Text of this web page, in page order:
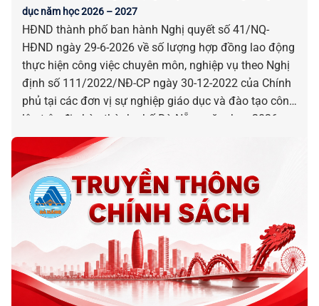
dục năm học 2026 – 2027
HĐND thành phố ban hành Nghị quyết số 41/NQ-
HĐND ngày 29-6-2026 về số lượng hợp đồng lao động
thực hiện công việc chuyên môn, nghiệp vụ theo Nghị
định số 111/2022/NĐ-CP ngày 30-12-2022 của Chính
phủ tại các đơn vị sự nghiệp giáo dục và đào tạo công
lập trên địa bàn thành phố Đà Nẵng năm học 2026 –
2027.